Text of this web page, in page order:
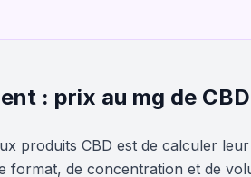
: prix au mg de CBD
produits CBD est de calculer leur
format, de concentration et de